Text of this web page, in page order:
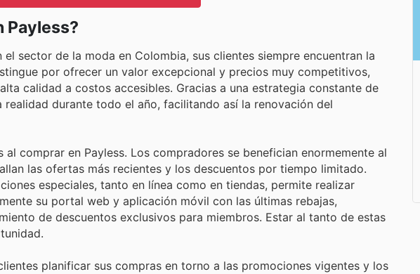
Payless?
sector de la moda en Colombia, sus clientes siempre encuentran la
por ofrecer un valor excepcional y precios muy competitivos,
calidad a costos accesibles. Gracias a una estrategia constante de
durante todo el año, facilitando así la renovación del
comprar en Payless. Los compradores se benefician enormemente al
las ofertas más recientes y los descuentos por tiempo limitado.
especiales, tanto en línea como en tiendas, permite realizar
su portal web y aplicación móvil con las últimas rebajas,
de descuentos exclusivos para miembros. Estar al tanto de estas
planificar sus compras en torno a las promociones vigentes y los